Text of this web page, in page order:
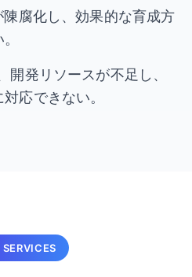
腐化し、効果的な育成方
開発リソースが不足し、
応できない。
SERVICES